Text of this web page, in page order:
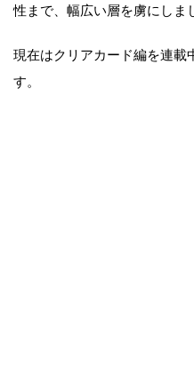
性まで、幅広い層を虜にしま
現在はクリアカード編を連載
す。